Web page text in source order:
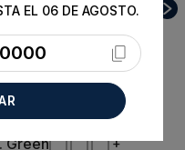
Green
EL 06 DE AGOSTO.